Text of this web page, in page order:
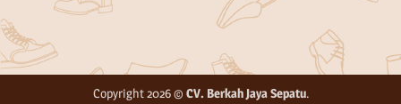
Copyright 2026 © CV. Berkah Jaya Sepatu.